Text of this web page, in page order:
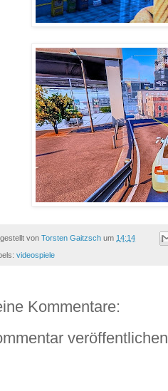
von Torsten Gaitzsch um 14:14
videospiele
Kommentare:
veröffentlichen